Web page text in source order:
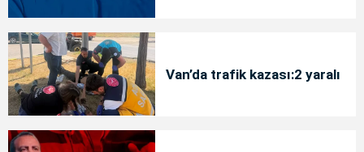
Van’da trafik kazası:2 yaralı